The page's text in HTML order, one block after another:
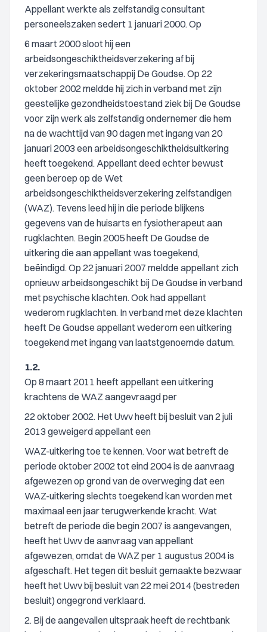
Appellant werkte als zelfstandig consultant
personeelszaken sedert 1 januari 2000. Op
6 maart 2000 sloot hij een
arbeidsongeschiktheidsverzekering af bij
verzekeringsmaatschappij De Goudse. Op 22
oktober 2002 meldde hij zich in verband met zijn
geestelijke gezondheidstoestand ziek bij De Goudse
voor zijn werk als zelfstandig ondernemer die hem
na de wachttijd van 90 dagen met ingang van 20
januari 2003 een arbeidsongeschiktheidsuitkering
heeft toegekend. Appellant deed echter bewust
geen beroep op de Wet
arbeidsongeschiktheidsverzekering zelfstandigen
(WAZ). Tevens leed hij in die periode blijkens
gegevens van de huisarts en fysiotherapeut aan
rugklachten. Begin 2005 heeft De Goudse de
uitkering die aan appellant was toegekend,
beëindigd. Op 22 januari 2007 meldde appellant zich
opnieuw arbeidsongeschikt bij De Goudse in verband
met psychische klachten. Ook had appellant
wederom rugklachten. In verband met deze klachten
heeft De Goudse appellant wederom een uitkering
toegekend met ingang van laatstgenoemde datum.
1.2.
Op 8 maart 2011 heeft appellant een uitkering
krachtens de WAZ aangevraagd per
22 oktober 2002. Het Uwv heeft bij besluit van 2 juli
2013 geweigerd appellant een
WAZ-uitkering toe te kennen. Voor wat betreft de
periode oktober 2002 tot eind 2004 is de aanvraag
afgewezen op grond van de overweging dat een
WAZ-uitkering slechts toegekend kan worden met
maximaal een jaar terugwerkende kracht. Wat
betreft de periode die begin 2007 is aangevangen,
heeft het Uwv de aanvraag van appellant
afgewezen, omdat de WAZ per 1 augustus 2004 is
afgeschaft. Het tegen dit besluit gemaakte bezwaar
heeft het Uwv bij besluit van 22 mei 2014 (bestreden
besluit) ongegrond verklaard.
2. Bij de aangevallen uitspraak heeft de rechtbank